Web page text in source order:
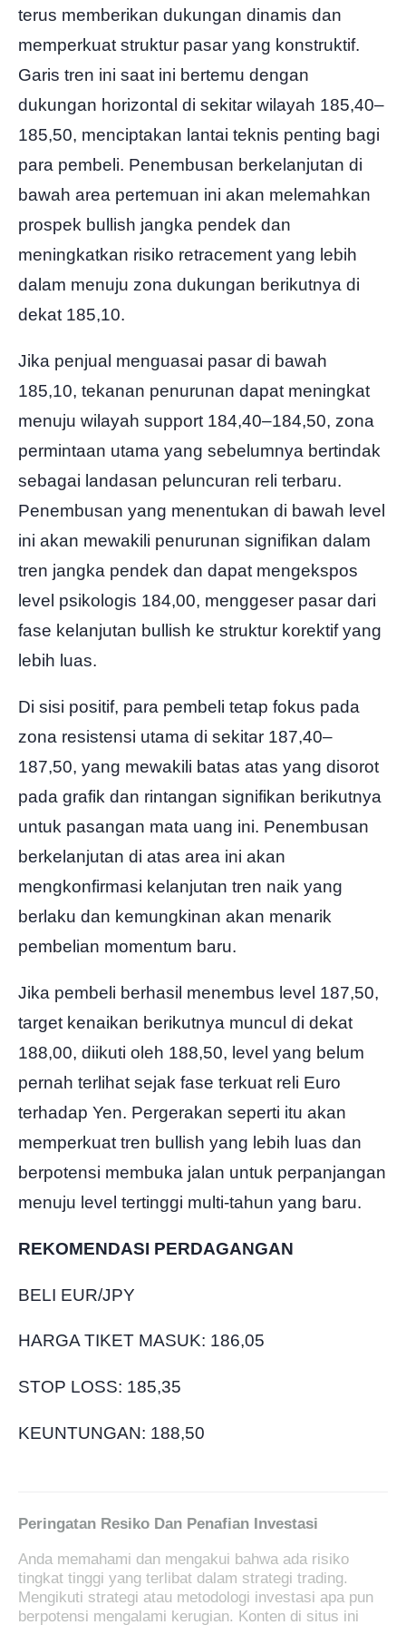
terus memberikan dukungan dinamis dan
memperkuat struktur pasar yang konstruktif.
Garis tren ini saat ini bertemu dengan
dukungan horizontal di sekitar wilayah 185,40–
185,50, menciptakan lantai teknis penting bagi
para pembeli. Penembusan berkelanjutan di
bawah area pertemuan ini akan melemahkan
prospek bullish jangka pendek dan
meningkatkan risiko retracement yang lebih
dalam menuju zona dukungan berikutnya di
dekat 185,10.
Jika penjual menguasai pasar di bawah
185,10, tekanan penurunan dapat meningkat
menuju wilayah support 184,40–184,50, zona
permintaan utama yang sebelumnya bertindak
sebagai landasan peluncuran reli terbaru.
Penembusan yang menentukan di bawah level
ini akan mewakili penurunan signifikan dalam
tren jangka pendek dan dapat mengekspos
level psikologis 184,00, menggeser pasar dari
fase kelanjutan bullish ke struktur korektif yang
lebih luas.
Di sisi positif, para pembeli tetap fokus pada
zona resistensi utama di sekitar 187,40–
187,50, yang mewakili batas atas yang disorot
pada grafik dan rintangan signifikan berikutnya
untuk pasangan mata uang ini. Penembusan
berkelanjutan di atas area ini akan
mengkonfirmasi kelanjutan tren naik yang
berlaku dan kemungkinan akan menarik
pembelian momentum baru.
Jika pembeli berhasil menembus level 187,50,
target kenaikan berikutnya muncul di dekat
188,00, diikuti oleh 188,50, level yang belum
pernah terlihat sejak fase terkuat reli Euro
terhadap Yen. Pergerakan seperti itu akan
memperkuat tren bullish yang lebih luas dan
berpotensi membuka jalan untuk perpanjangan
menuju level tertinggi multi-tahun yang baru.
REKOMENDASI ​​PERDAGANGAN
BELI EUR/JPY
HARGA TIKET MASUK: 186,05
STOP LOSS: 185,35
KEUNTUNGAN: 188,50
Peringatan Resiko Dan Penafian Investasi
Anda memahami dan mengakui bahwa ada risiko
tingkat tinggi yang terlibat dalam strategi trading.
Mengikuti strategi atau metodologi investasi apa pun
berpotensi mengalami kerugian. Konten di situs ini